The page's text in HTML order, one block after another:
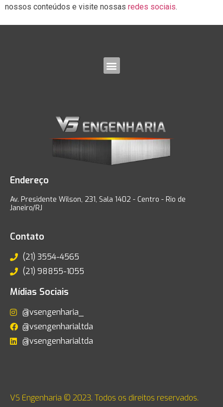
nossos conteúdos e visite nossas redes sociais.
Endereço
Av. Presidente Wilson, 231, Sala 1402 - Centro - Rio de
Janeiro/RJ
Contato
(21) 3554-4565
(21) 98855-1055
Mídias Sociais
@vsengenharia_
@vsengenharialtda
@vsengenharialtda
VS Engenharia © 2023. Todos os direitos reservados.